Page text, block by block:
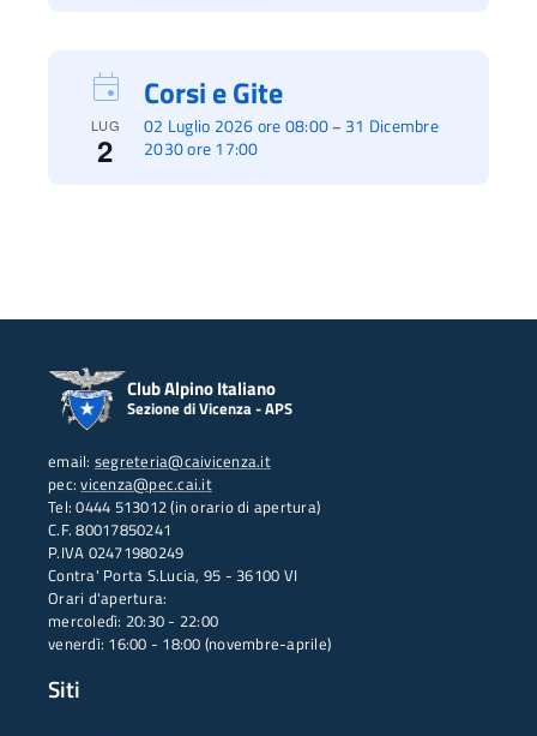
LUG
2
02 Luglio 2026 ore 08:00– 31 Dicembre
2030 ore 17:00
Corsi e Gite
Club Alpino Italiano
Sezione di Vicenza - APS
email: segreteria@caivicenza.it
pec:vicenza@pec.cai.it
Tel: 0444 513012 (in orario di apertura)
C.F. 80017850241
P.IVA 02471980249
Contra' Porta S.Lucia, 95 - 36100 VI
Orari d'apertura:
mercoledì: 20:30 - 22:00
venerdì: 16:00 - 18:00 (novembre-aprile)
Siti